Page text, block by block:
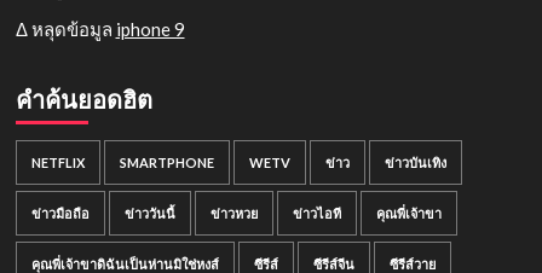
Δ หลุดข้อมูล iphone 9
คำค้นยอดฮิต
NETFLIX SMARTPHONE WETV ข่าว ข่าวบันเทิง
ข่าวมือถือ ข่าววันนี้ ข่าวหวย ข่าวไอที คุณพี่เจ้าขา
คุณพี่เจ้าขาดิฉันเป็นห่านมิใช่หงส์ ซีรีส์ ซีรีส์จีน ซีรีส์วาย